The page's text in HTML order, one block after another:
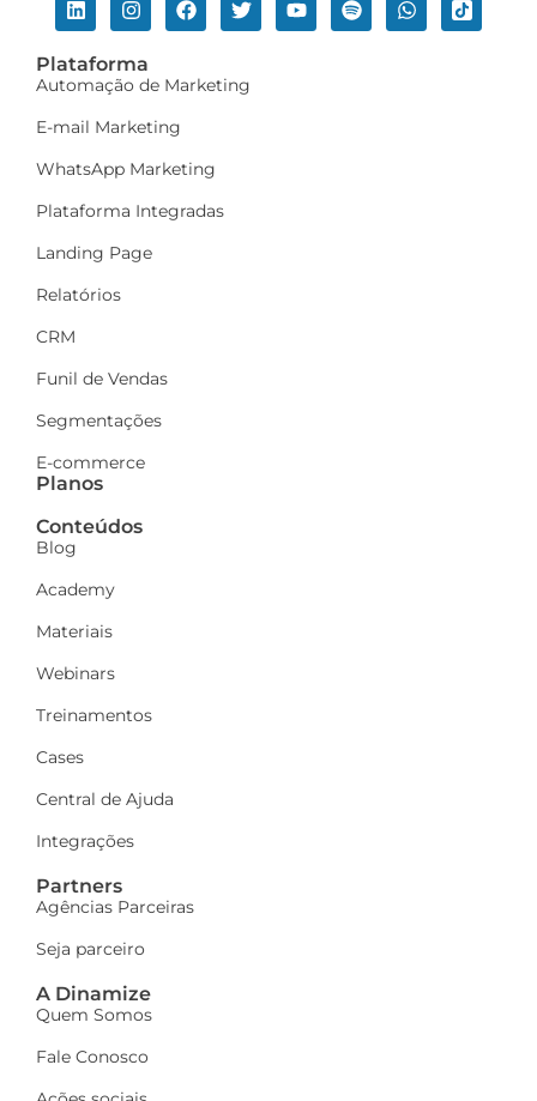
Plataforma
Automação de Marketing
E-mail Marketing
WhatsApp Marketing
Plataforma Integradas
Landing Page
Relatórios
CRM
Funil de Vendas
Segmentações
E-commerce
Planos
Conteúdos
Blog
Academy
Materiais
Webinars
Treinamentos
Cases
Central de Ajuda
Integrações
Partners
Agências Parceiras
Seja parceiro
A Dinamize
Quem Somos
Fale Conosco